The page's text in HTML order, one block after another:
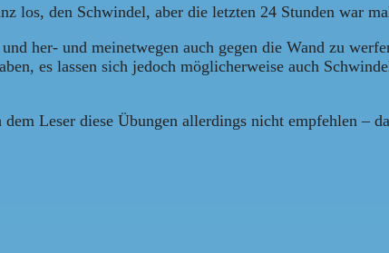
los, den Schwindel, aber die letzten 24 Stunden war
her- und meinetwegen auch gegen die Wand zu
es lassen sich jedoch möglicherweise auch
Leser diese Übungen allerdings nicht empfehlen –